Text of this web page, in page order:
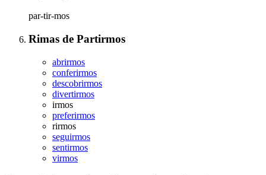
par-tir-mos
Rimas de Partirmos
abrirmos
conferirmos
descobrirmos
divertirmos
irmos
preferirmos
rirmos
seguirmos
sentirmos
virmos